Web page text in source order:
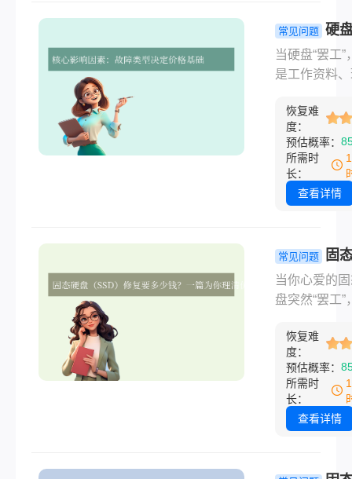
的价格，焦
之而来：硬
数据恢复一
钱？ 这个问
案远非一个
数字，它取
盘损坏的"伤
重。本文将
开价格迷雾
实用参考与
常见问题 硬
一般要多少
一篇帮你理
当硬盘“罢工”
是工作资料
档，都可能
失的风险。
“修复硬盘要
钱？”成为最
问题。然而
都可能出现
硬盘修复一
少钱呢？本
面解析影响
复价格的关
素，帮助你
智决策。
恢复难
度：
预估概率：
所需时
长：
查看详情
常见问题
固
（SSD）修
般要多少钱
的指南！
当你心爱的
盘突然“罢工”
作文件瞬间
不可及时，
虑，你脑海
切的问题恐
“修好它要花
杂得多。固
恢复难
度：
预估概率：
所需时
长：
查看详情